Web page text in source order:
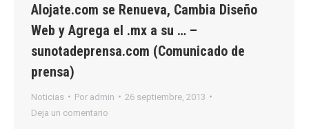
Alojate.com se Renueva, Cambia Diseño
Web y Agrega el .mx a su … –
sunotadeprensa.com (Comunicado de
prensa)
Noticias Por admin
26 septiembre, 2013
Deja un comentario